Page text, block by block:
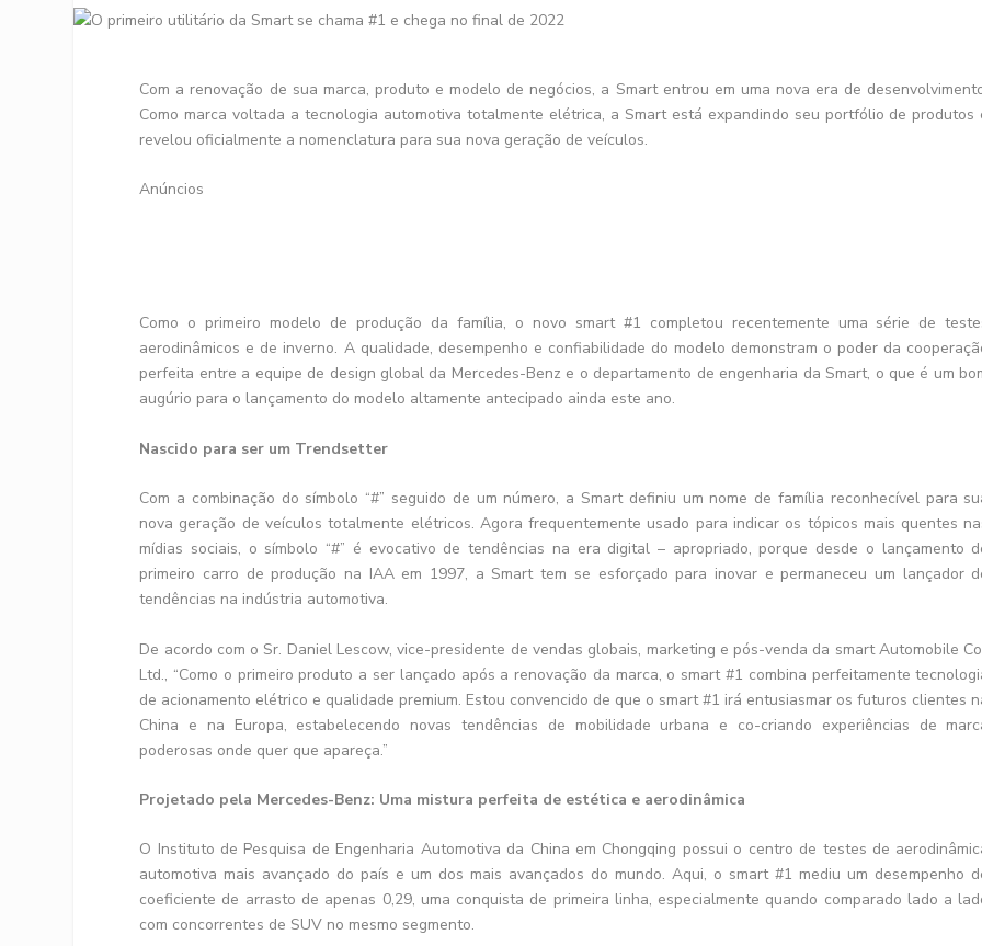
Com a renovação de sua marca, produto e modelo de negócios, a Smart entrou em uma nova era de
Como marca voltada a tecnologia automotiva totalmente elétrica, a Smart está expandindo seu portfólio de produtos
revelou oficialmente a nomenclatura para sua nova geração de veículos.
Anúncios
Como o primeiro modelo de produção da família, o novo smart #1 completou recentemente uma série de
aerodinâmicos e de inverno. A qualidade, desempenho e confiabilidade do modelo demonstram o poder da
perfeita entre a equipe de design global da Mercedes-Benz e o departamento de engenharia da Smart, o que é um
augúrio para o lançamento do modelo altamente antecipado ainda este ano.
Nascido para ser um Trendsetter
Com a combinação do símbolo “#” seguido de um número, a Smart definiu um nome de família reconhecível para
nova geração de veículos totalmente elétricos. Agora frequentemente usado para indicar os tópicos mais quentes
mídias sociais, o símbolo “#” é evocativo de tendências na era digital – apropriado, porque desde o lançamento
primeiro carro de produção na IAA em 1997, a Smart tem se esforçado para inovar e permaneceu um lançador
tendências na indústria automotiva.
De acordo com o Sr. Daniel Lescow, vice-presidente de vendas globais, marketing e pós-venda da smart Automobile
Ltd., “Como o primeiro produto a ser lançado após a renovação da marca, o smart #1 combina perfeitamente
de acionamento elétrico e qualidade premium. Estou convencido de que o smart #1 irá entusiasmar os futuros clientes
China e na Europa, estabelecendo novas tendências de mobilidade urbana e co-criando experiências de
poderosas onde quer que apareça.”
Projetado pela Mercedes-Benz: Uma mistura perfeita de estética e aerodinâmica
O Instituto de Pesquisa de Engenharia Automotiva da China em Chongqing possui o centro de testes de
automotiva mais avançado do país e um dos mais avançados do mundo. Aqui, o smart #1 mediu um desempenho
coeficiente de arrasto de apenas 0,29, uma conquista de primeira linha, especialmente quando comparado lado a
com concorrentes de SUV no mesmo segmento.